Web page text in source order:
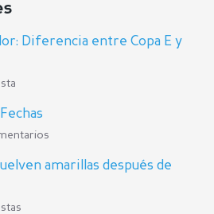
Diferencia entre Copa E y
amarillas después de